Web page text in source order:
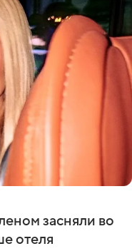
засняли во
отеля